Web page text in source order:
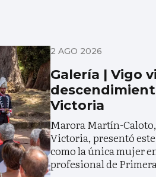
2 AGO 2026
Galería | Vigo
Victoria
Marora Martín-
Victoria, presentó
como la única mujer
profesional de